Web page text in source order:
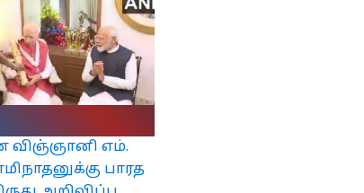
எம்.
பாரத